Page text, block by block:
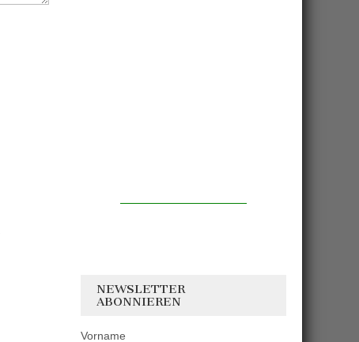
NEWSLETTER
ABONNIEREN
Vorname